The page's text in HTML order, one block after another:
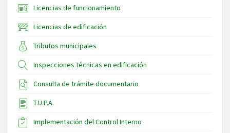
Licencias de funcionamiento
Licencias de edificación
Tributos municipales
Inspecciones técnicas en edificación
Consulta de trámite documentario
T.U.P.A.
Implementación del Control Interno